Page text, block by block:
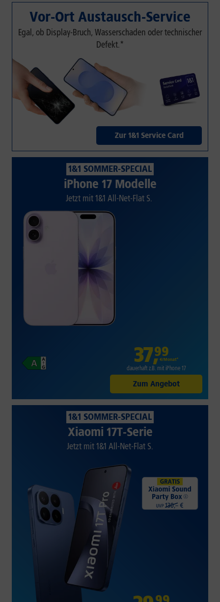
Vor-Ort Austausch-Service
Egal, ob Display-Bruch, Wasserschaden oder technischer
Defekt.*
Zur 1&1 Service Card
1&1 SOMMER-SPECIAL
iPhone 17 Modelle
Jetzt mit 1&1 All-Net-Flat S.
37,99
€/Monat*
dauerhaft z.B. mit iPhone 17
Zum Angebot
1&1 SOMMER-SPECIAL
Xiaomi 17T-Serie
Jetzt mit 1&1 All-Net-Flat S.